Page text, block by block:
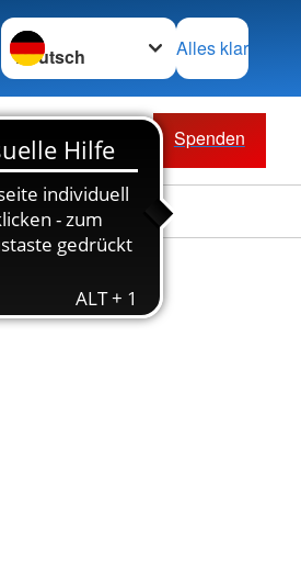
Sprache wechseln zu
Alles klar
Spenden